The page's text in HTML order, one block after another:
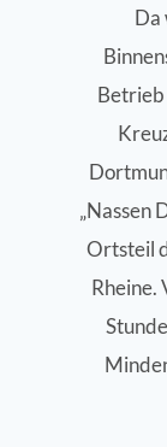
Da
Betrieb
„Nassen
Ortsteil
Rheine.